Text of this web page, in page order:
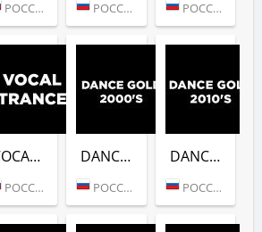
РОССИЯ (МОСКВА) РОССИЯ (МОСКВА) РОССИЯ (МОСКВА)
VOCAL TRANCE (DFM)
РОССИЯ (МОСКВА)
DANCE GOLD 2000S (DFM)
РОССИЯ (МОСКВА)
DANCE GOLD 2010S (DFM)
РОССИЯ (МОСКВА)